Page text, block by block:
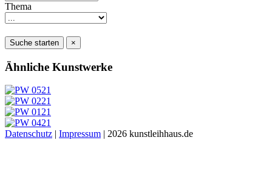
Thema
Suche starten ×
Ähnliche Kunstwerke
Datenschutz | Impressum | 2026 kunstleihhaus.de